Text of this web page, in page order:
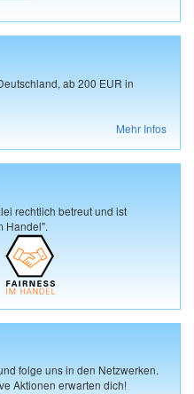
ab 200 EUR in
Mehr Infos
rechtlich betreut und ist
Handel".
folge uns in den Netzwerken.
Aktionen erwarten dich!